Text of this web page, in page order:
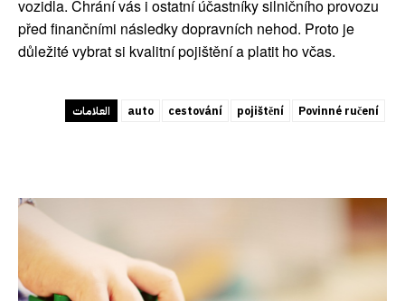
vozidla. Chrání vás i ostatní účastníky silničního provozu
před finančními následky dopravních nehod. Proto je
důležité vybrat si kvalitní pojištění a platit ho včas.
العلامات auto cestování pojištění Povinné ručení